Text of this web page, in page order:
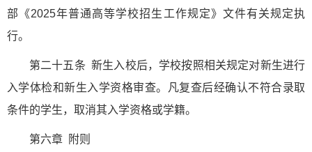
部《2025年普通高等学校招生工作规定》文件有关规定执
行。
第二十五条 新生入校后，学校按照相关规定对新生进行
入学体检和新生入学资格审查。凡复查后经确认不符合录取
条件的学生，取消其入学资格或学籍。
第六章 附则